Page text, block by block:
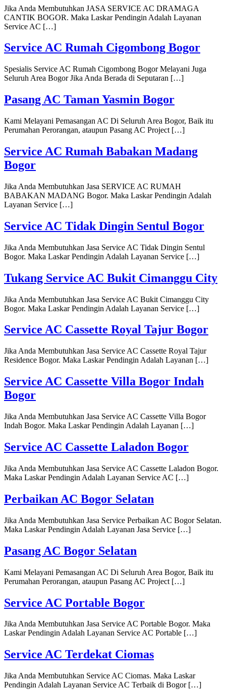
Jika Anda Membutuhkan JASA SERVICE AC DRAMAGA
CANTIK BOGOR. Maka Laskar Pendingin Adalah Layanan
Service AC […]
Service AC Rumah Cigombong Bogor
Spesialis Service AC Rumah Cigombong Bogor Melayani Juga
Seluruh Area Bogor Jika Anda Berada di Seputaran […]
Pasang AC Taman Yasmin Bogor
Kami Melayani Pemasangan AC Di Seluruh Area Bogor, Baik itu
Perumahan Perorangan, ataupun Pasang AC Project […]
Service AC Rumah Babakan Madang
Bogor
Jika Anda Membutuhkan Jasa SERVICE AC RUMAH
BABAKAN MADANG Bogor. Maka Laskar Pendingin Adalah
Layanan Service […]
Service AC Tidak Dingin Sentul Bogor
Jika Anda Membutuhkan Jasa Service AC Tidak Dingin Sentul
Bogor. Maka Laskar Pendingin Adalah Layanan Service […]
Tukang Service AC Bukit Cimanggu City
Jika Anda Membutuhkan Jasa Service AC Bukit Cimanggu City
Bogor. Maka Laskar Pendingin Adalah Layanan Service […]
Service AC Cassette Royal Tajur Bogor
Jika Anda Membutuhkan Jasa Service AC Cassette Royal Tajur
Residence Bogor. Maka Laskar Pendingin Adalah Layanan […]
Service AC Cassette Villa Bogor Indah
Bogor
Jika Anda Membutuhkan Jasa Service AC Cassette Villa Bogor
Indah Bogor. Maka Laskar Pendingin Adalah Layanan […]
Service AC Cassette Laladon Bogor
Jika Anda Membutuhkan Jasa Service AC Cassette Laladon Bogor.
Maka Laskar Pendingin Adalah Layanan Service AC […]
Perbaikan AC Bogor Selatan
Jika Anda Membutuhkan Jasa Service Perbaikan AC Bogor Selatan.
Maka Laskar Pendingin Adalah Layanan Jasa Service […]
Pasang AC Bogor Selatan
Kami Melayani Pemasangan AC Di Seluruh Area Bogor, Baik itu
Perumahan Perorangan, ataupun Pasang AC Project […]
Service AC Portable Bogor
Jika Anda Membutuhkan Jasa Service AC Portable Bogor. Maka
Laskar Pendingin Adalah Layanan Service AC Portable […]
Service AC Terdekat Ciomas
Jika Anda Membutuhkan Service AC Ciomas. Maka Laskar
Pendingin Adalah Layanan Service AC Terbaik di Bogor […]